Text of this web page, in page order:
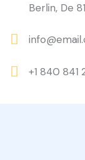
Berlin, De
+1 840 841